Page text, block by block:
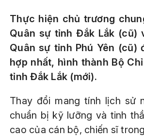
Thực hiện chủ trương
Quân sự tỉnh Đắk Lắk (cũ)
Quân sự tỉnh Phú Yên (cũ)
hợp nhất, hình thành Bộ
tỉnh Đắk Lắk (mới).
Thay đổi mang tính lịch sử
chuẩn bị kỹ lưỡng và tinh
cao của cán bộ, chiến sĩ